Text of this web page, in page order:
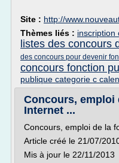
Site : http://
Thèmes liés : inscription
listes des concours
des concours pour devenir
concours fonction
publique categorie c
Concours, emploi
Internet ...
Concours, emploi de la
Article créé le 21/07/
Mis à jour le 22/11/2013